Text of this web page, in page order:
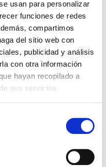
usan para personalizar
funciones de redes
compartimos
del sitio web con
publicidad y análisis
con otra información
hayan recopilado a
sus servicios.
ELA, Mitxel
junto con otros